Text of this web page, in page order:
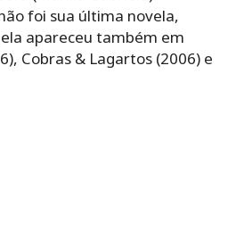
foi sua última novela,
apareceu também em
Cobras & Lagartos (2006) e